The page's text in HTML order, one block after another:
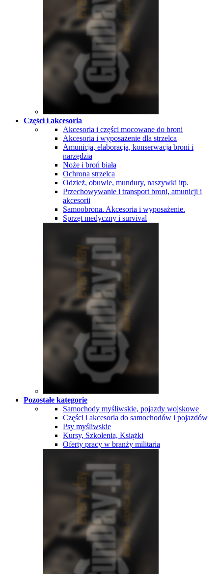
Części i akcesoria
Akcesoria i części mocowane do broni
Akcesoria i wyposażenie dla strzelca
Amunicja, elaboracja, konserwacja broni i
narzędzia
Noże i broń biała
Ochrona strzelca
Odzież, obuwie, mundury, naszywki itp.
Przechowywanie i transport broni, amunicji i
akcesorii
Samoobrona. Akcesoria i wyposażenie.
Sprzęt medyczny i survival
Pozostałe kategorie
Samochody myśliwskie, pojazdy wojskowe
Części i akcesoria do samochodów i pojazdów
Psy myśliwskie
Kursy, Szkolenia, Książki
Oferty pracy w branży militaria